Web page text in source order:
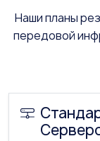
Наши планы
передовой